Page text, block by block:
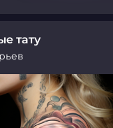
тату